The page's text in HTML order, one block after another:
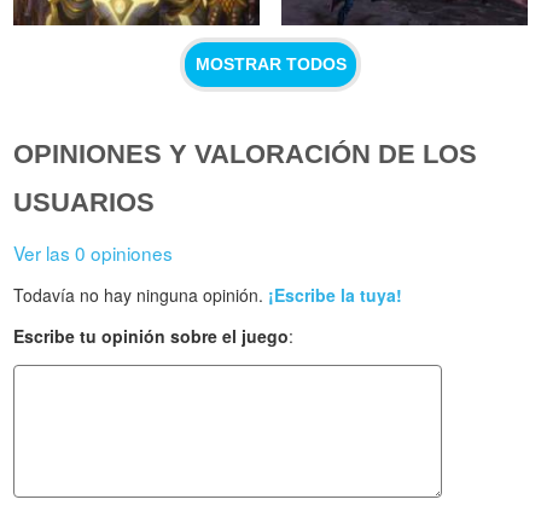
MOSTRAR TODOS
OPINIONES Y VALORACIÓN DE LOS
USUARIOS
Ver las 0 opiniones
Todavía no hay ninguna opinión. ¡Escribe la tuya!
Escribe tu opinión sobre el juego: